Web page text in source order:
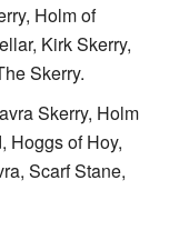
Holm of
Kirk Skerry,
Skerry.
Skerry, Holm
Hoggs of Hoy,
Scarf Stane,